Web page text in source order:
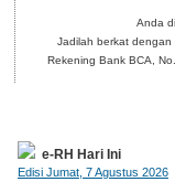
Anda
Jadilah berkat dengan
Rekening Bank BCA,
e-RH Hari Ini
Edisi Jumat, 7 Agustus 2026